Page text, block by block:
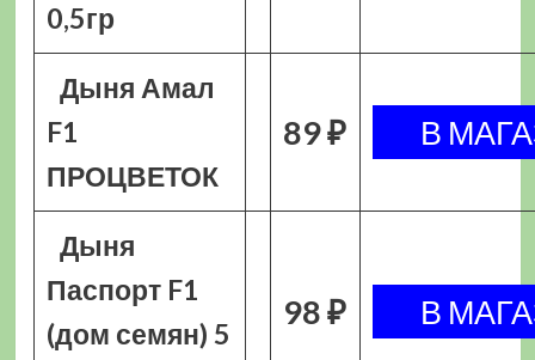
0,5гр
Дыня Амал
F1
ПРОЦВЕТОК
89 ₽
Дыня
Паспорт F1
(дом семян) 5
98 ₽